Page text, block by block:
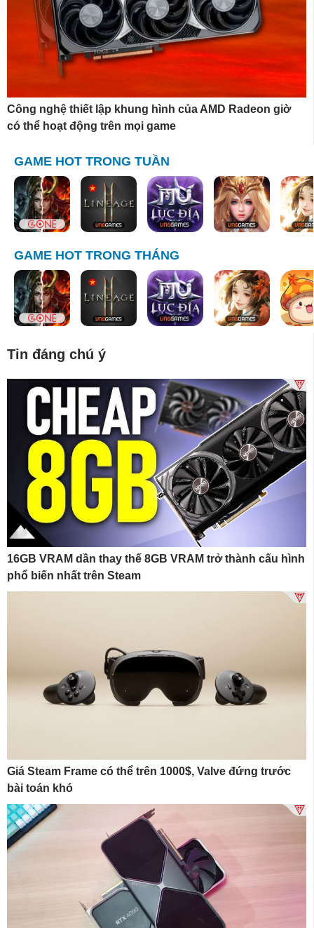
Công nghệ thiết lập khung hình của AMD Radeon giờ
có thể hoạt động trên mọi game
GAME HOT TRONG TUẦN
GAME HOT TRONG THÁNG
Tin đáng chú ý
16GB VRAM dần thay thế 8GB VRAM trở thành cấu hình
phổ biến nhất trên Steam
Giá Steam Frame có thể trên 1000$, Valve đứng trước
bài toán khó